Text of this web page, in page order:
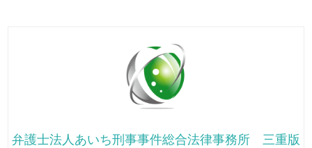
弁護士法人あいち刑事事件総合法律事務所 三重版